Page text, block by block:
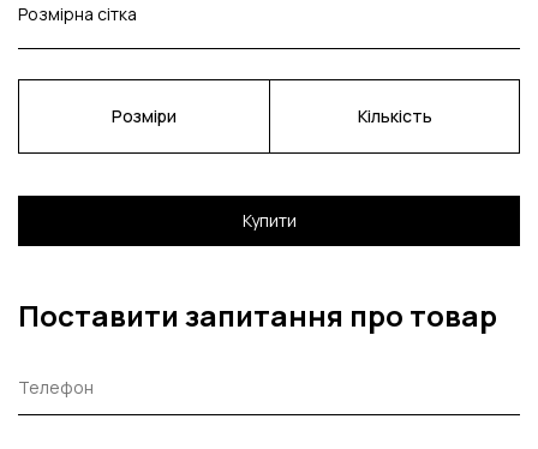
Розмірна сітка
Розміри Кількість
Купити
Поставити запитання про товар